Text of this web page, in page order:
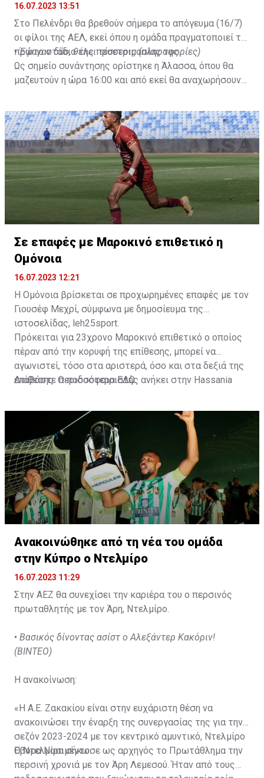
16.07.2023 13:51
Στο Πελένδρι θα βρεθούν σήμερα το απόγευμα (16/7)
οι φίλοι της ΑΕΛ, εκεί όπου η ομάδα πραγματοποιεί το
πρώτο στάδιο της προετοιμασίας της.
•Έφυγαν δύο, θέλει τέσσερις (πληροφορίες)
Ως σημείο συνάντησης ορίστηκε η Άλασσα, όπου θα
μαζευτούν η ώρα 16:00 και από εκεί θα αναχωρήσουν
της ομάδας.
Σε επαφές με Μαροκινό επιθετικό η
Ομόνοια
16.07.2023 12:21
Η Ομόνοια βρίσκεται σε προχωρημένες επαφές με τον
Γιουσέφ Μεχρί, σύμφωνα με δημοσίευμα της
ιστοσελίδας, leh25sport.
Πρόκειται για 23χρονο Μαροκινό επιθετικό ο οποίος
πέραν από την κορυφή της επίθεσης, μπορεί να
αγωνιστεί, τόσο στα αριστερά, όσο και στα δεξιά της
επίθεσης. Ο ποδοσφαιριστής ανήκει στην Hassania
Διαβάστε περισσότεραΕΔΩ.
Ανακοινώθηκε από τη νέα του ομάδα
στην Κύπρο ο Ντελμίρο
16.07.2023 11:29
Στην ΑΕΖ θα συνεχίσει την καριέρα του ο περσινός
πρωταθλητής με τον Άρη, Ντελμίρο.
• Βασικός δίνοντας ασίστ ο Αλεξάντερ Κακόριν!
(ΒΙΝΤΕΟ)
Η ανακοίνωση:
«Η Α.Ε. Ζακακίου είναι στην ευχάριστη θέση να
ανακοινώσει την έναρξη της συνεργασίας της για την
σεζόν 2023-2024 με τον κεντρικό αμυντικό, Ντελμίρο
Έβορα Νασιμέντο.
Ο Ντελμίρο σήκωσε ως αρχηγός το Πρωτάθλημα την
περσινή χρονιά με τον Άρη Λεμεσού. Ήταν από τους